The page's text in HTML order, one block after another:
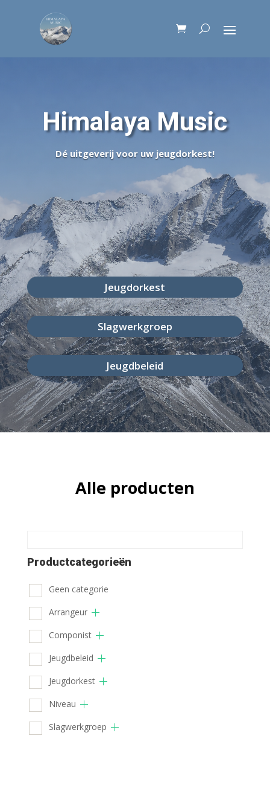
Himalaya Music
Dé uitgeverij voor uw jeugdorkest!
Jeugdorkest
Slagwerkgroep
Jeugdbeleid
Alle producten
Productcategorieën
Geen categorie
Arrangeur
Componist
Jeugdbeleid
Jeugdorkest
Niveau
Slagwerkgroep